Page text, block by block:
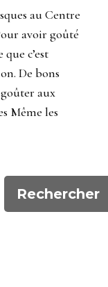
au Centre
avoir goûté
c’est
De bons
aux
Même les
Rechercher